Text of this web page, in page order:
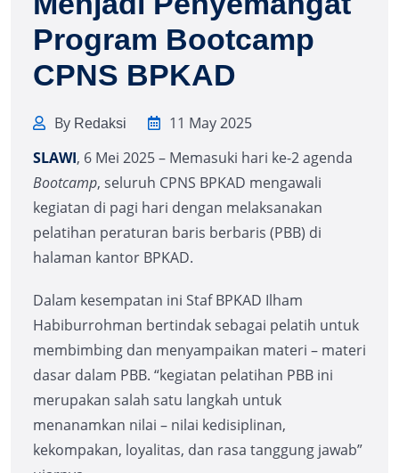
Program Bootcamp
CPNS BPKAD
By Redaksi
11 May 2025
SLAWI, 6 Mei 2025 – Memasuki hari ke-2 agenda
Bootcamp, seluruh CPNS BPKAD mengawali
kegiatan di pagi hari dengan melaksanakan
pelatihan peraturan baris berbaris (PBB) di
halaman kantor BPKAD.
Dalam kesempatan ini Staf BPKAD Ilham
Habiburrohman bertindak sebagai pelatih untuk
membimbing dan menyampaikan materi – materi
dasar dalam PBB. “kegiatan pelatihan PBB ini
merupakan salah satu langkah untuk
menanamkan nilai – nilai kedisiplinan,
kekompakan, loyalitas, dan rasa tanggung jawab”